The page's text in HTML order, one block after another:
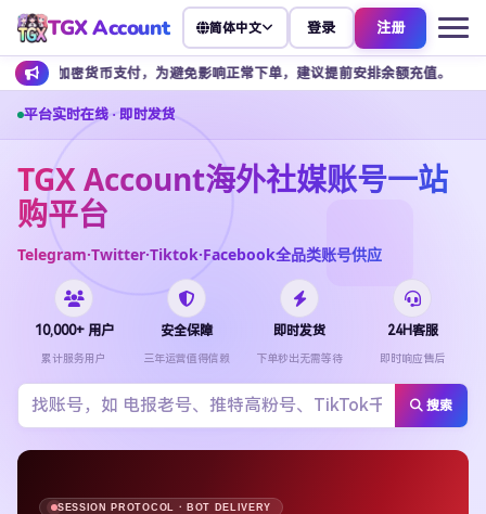
TGX Account 简体中文 登录 注册
支付，为避免影响正常下单，建议提前安排余额充值。 客服不
平台实时在线 · 即时发货
TGX Account海外社媒账号一站
购平台
Telegram·Twitter·Tiktok·Facebook全品类账号供应
10,000+ 用户
累计服务用户
安全保障
三年运营值得信赖
即时发货
下单秒出无需等待
24H客服
即时响应售后
搜索
SESSION PROTOCOL · BOT DELIVERY